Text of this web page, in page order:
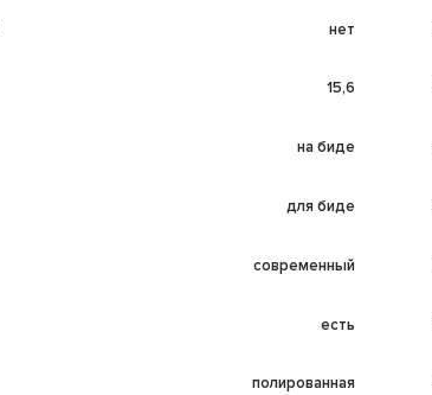
нет
15,6
на биде
для биде
современный
есть
полированная